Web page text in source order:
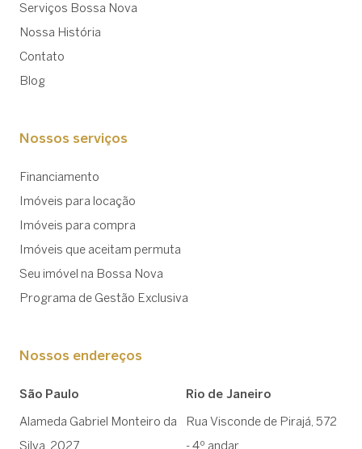
Serviços Bossa Nova
Nossa História
Contato
Blog
Nossos serviços
Financiamento
Imóveis para locação
Imóveis para compra
Imóveis que aceitam permuta
Seu imóvel na Bossa Nova
Programa de Gestão Exclusiva
Nossos endereços
São Paulo
Alameda Gabriel Monteiro da
Silva, 2027
Rio de Janeiro
Rua Visconde de Pirajá, 572
- 4º andar